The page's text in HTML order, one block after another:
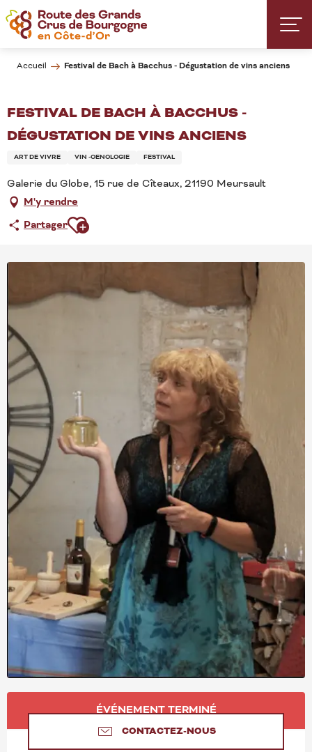
Aller
au
contenu
Accueil Festival de Bach à Bacchus - Dégustation de vins anciens
FESTIVAL DE BACH À BACCHUS -
DÉGUSTATION DE VINS ANCIENS
ART DE VIVRE VIN -OENOLOGIE FESTIVAL
Galerie du Globe, 15 rue de Cîteaux, 21190 Meursault
M'y rendre
PartagerAjouter aux favoris
OUVERTURE ET
ÉVÉNEMENT TERMINÉ
CONTACTEZ-NOUS